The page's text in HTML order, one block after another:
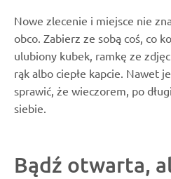
Nowe zlecenie i miejsce nie
obco. Zabierz ze sobą coś, co
ulubiony kubek, ramkę ze
rąk albo ciepłe kapcie. Nawet
sprawić, że wieczorem, po
siebie.
Bądź otwarta,